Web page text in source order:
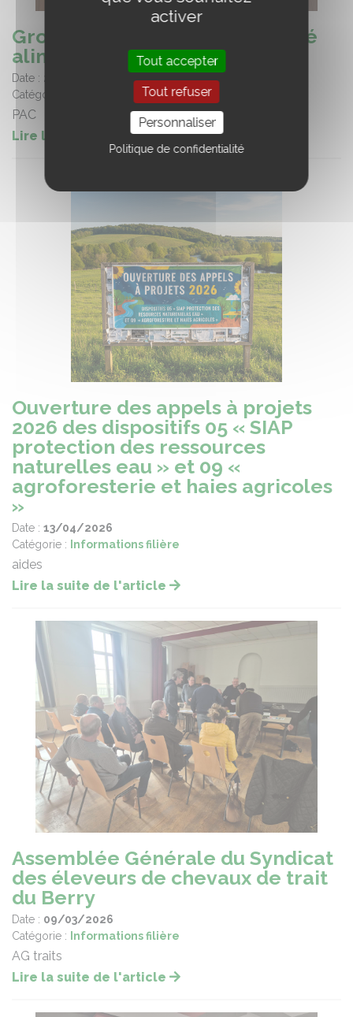
Groupe de travail Souveraineté
alimentaire
Date : 22/05/2026
Catégorie :
Informations filière
PAC
Lire la suite de l'article
Ouverture des appels à projets
2026 des dispositifs 05 « SIAP
protection des ressources
naturelles eau » et 09 «
agroforesterie et haies agricoles
»
Date : 13/04/2026
Catégorie :
Informations filière
aides
Lire la suite de l'article
Assemblée Générale du Syndicat
des éleveurs de chevaux de trait
du Berry
Date : 09/03/2026
Catégorie :
Informations filière
AG traits
Lire la suite de l'article
activer
Tout accepter
Tout refuser
Personnaliser
Politique de confidentialité